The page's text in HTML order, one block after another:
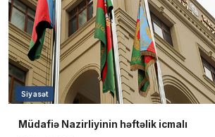
Siyasət
Müdafiə Nazirliyinin həftəlik icmalı